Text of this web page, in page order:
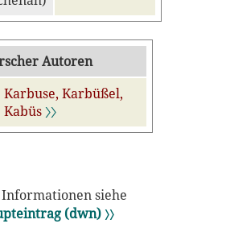
Autoren
Karbuse, Karbüßel,
Kabüs 〉〉
siehe
(dwn) 〉〉